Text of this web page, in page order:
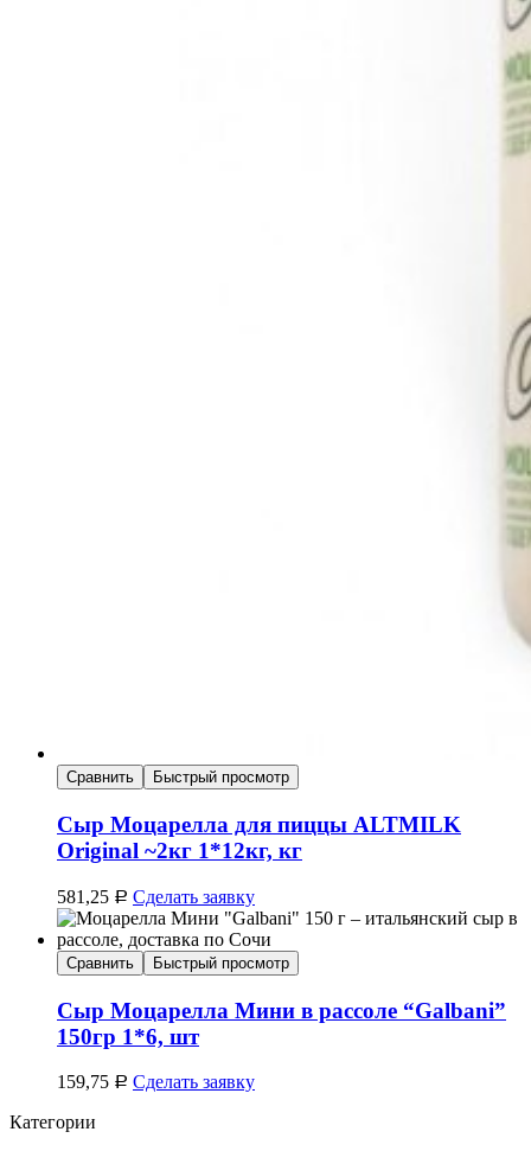
Сравнить Быстрый просмотр
Сыр Моцарелла для пиццы ALTMILK
Original ~2кг 1*12кг, кг
581,25 Р Сделать заявку
Сравнить Быстрый просмотр
Сыр Моцарелла Мини в рассоле “Galbani”
150гр 1*6, шт
159,75 Р Сделать заявку
Категории